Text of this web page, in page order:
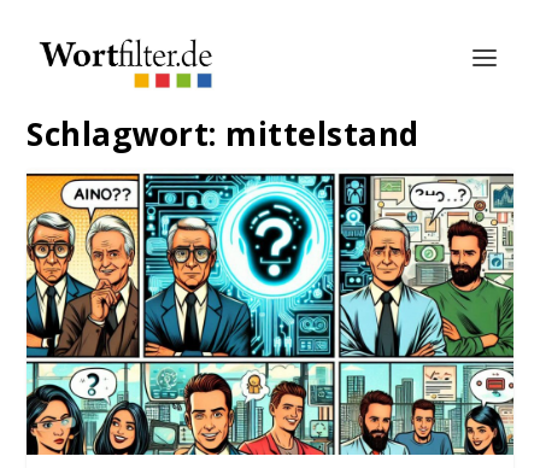
Schlagwort: mittelstand